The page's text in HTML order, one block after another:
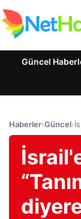
Güncel
Haberler›Güncel›